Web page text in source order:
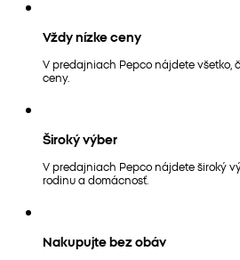
Vždy nízke ceny
V predajniach Pepco nájdete všetko,
ceny.
Široký výber
V predajniach Pepco nájdete široký
rodinu a domácnosť.
Nakupujte bez obáv